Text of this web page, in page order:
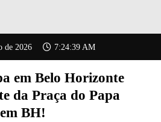
de 2026 7:24:41 AM
em Belo Horizonte
da Praça do Papa
em BH!